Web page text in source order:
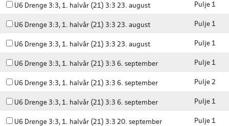
U6 Drenge 3:3, 1. halvår (21) 3:3 23. august Pulje 1
U6 Drenge 3:3, 1. halvår (21) 3:3 23. august Pulje 1
U6 Drenge 3:3, 1. halvår (21) 3:3 23. august Pulje 1
U6 Drenge 3:3, 1. halvår (21) 3:3 6. september Pulje 1
U6 Drenge 3:3, 1. halvår (21) 3:3 6. september Pulje 2
U6 Drenge 3:3, 1. halvår (21) 3:3 6. september Pulje 1
U6 Drenge 3:3, 1. halvår (21) 3:3 20. september Pulje 1